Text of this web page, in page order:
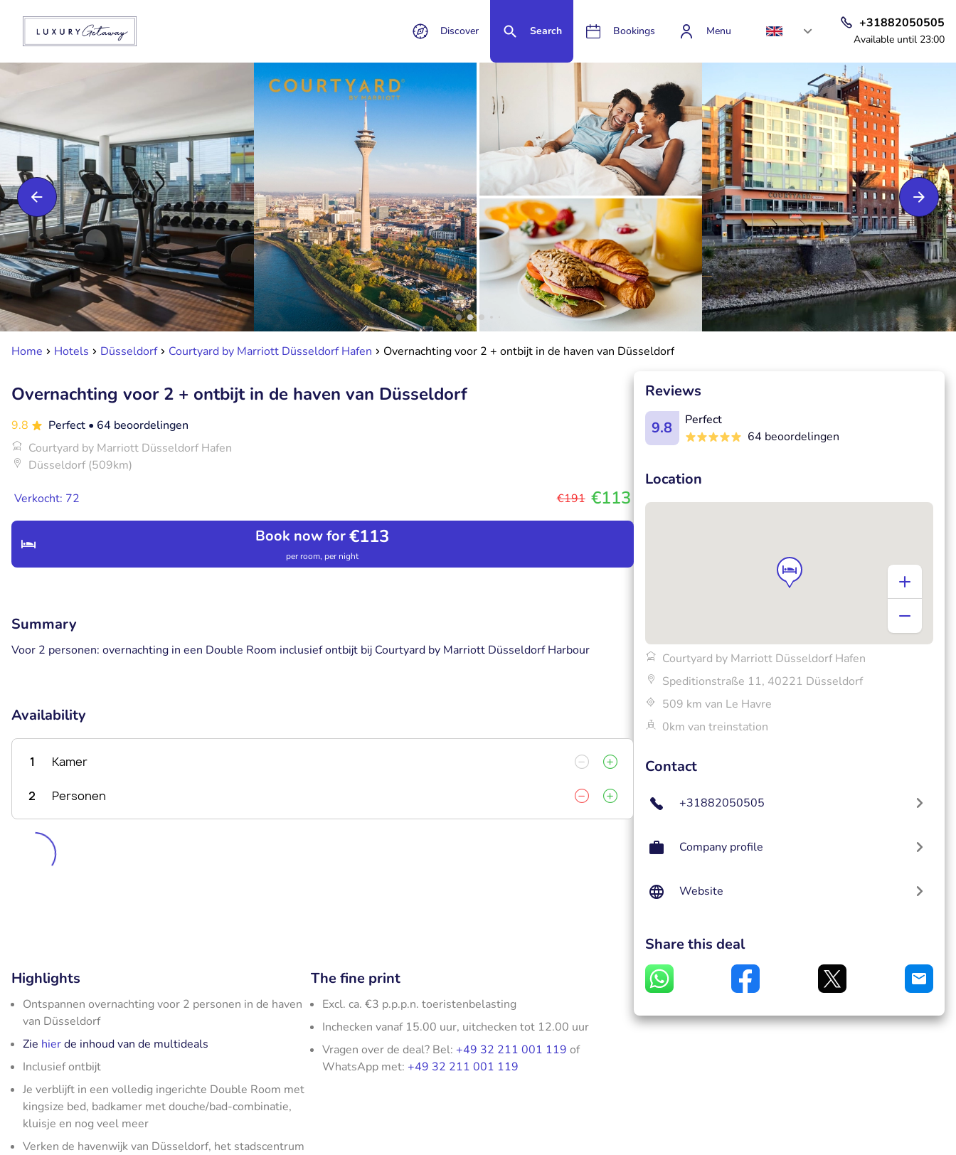
Discover Search Bookings Menu
+31882050505
Available until 23:00
Home Hotels Düsseldorf Courtyard by Marriott Düsseldorf Hafen Overnachting voor 2 + ontbijt in de haven van Düsseldorf
Overnachting voor 2 + ontbijt in de haven van Düsseldorf
9.8 Perfect • 64 beoordelingen
Courtyard by Marriott Düsseldorf Hafen
Düsseldorf (509km)
Verkocht: 72 €191 €113
Book now for€113
per room, per night
Summary
Voor 2 personen: overnachting in een Double Room inclusief ontbijt bij Courtyard by Marriott Düsseldorf Harbour
Availability
1 Kamer
2 Personen
Highlights
Ontspannen overnachting voor 2 personen in de haven
van Düsseldorf
Zie hierde inhoud van de multideals
Inclusief ontbijt
Je verblijft in een volledig ingerichte Double Room met
kingsize bed, badkamer met douche/bad-combinatie,
kluisje en nog veel meer
Verken de havenwijk van Düsseldorf, het stadscentrum
The fine print
Excl. ca. €3 p.p.p.n. toeristenbelasting
Inchecken vanaf 15.00 uur, uitchecken tot 12.00 uur
Vragen over de deal? Bel: +49 32 211 001 119 of
WhatsApp met: +49 32 211 001 119
Reviews
9.8
Perfect
64 beoordelingen
Location
Courtyard by Marriott Düsseldorf Hafen
Speditionstraße 11, 40221 Düsseldorf
509 km van Le Havre
0km van treinstation
Contact
+31882050505
Company profile
Website
Share this deal